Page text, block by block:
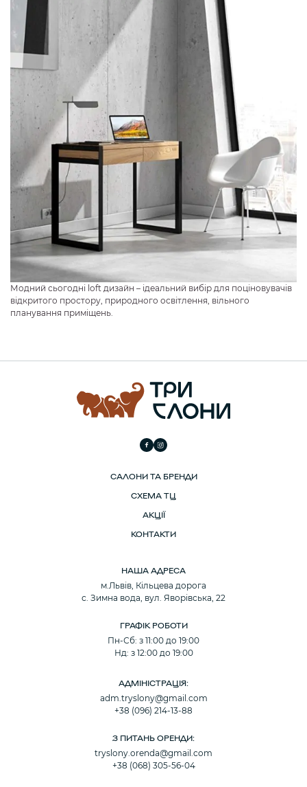
Модний сьогодні loft дизайн – ідеальний вибір для поціновувачів
відкритого простору, природного освітлення, вільного
планування приміщень.
САЛОНИ ТА БРЕНДИ
СХЕМА ТЦ
АКЦІЇ
КОНТАКТИ
НАША АДРЕСА
м.Львів, Кільцева дорога
с. Зимна вода, вул. Яворівська, 22
ГРАФІК РОБОТИ
Пн-Сб: з 11:00 до 19:00
Нд: з 12:00 до 19:00
АДМІНІСТРАЦІЯ:
adm.tryslony@gmail.com
+38 (096) 214-13-88
З ПИТАНЬ ОРЕНДИ:
tryslony.orenda@gmail.com
+38 (068) 305-56-04